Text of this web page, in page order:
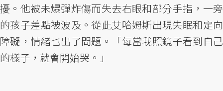
擾。他被未爆彈炸傷而失去右眼和部分手指，一旁
的孩子差點被波及。從此艾哈姆斯出現失眠和定向
障礙，情緒也出了問題。「每當我照鏡子看到自己
的樣子，就會開始哭。」